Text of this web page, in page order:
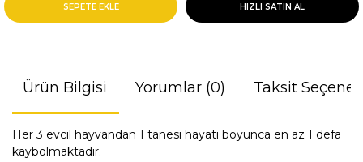
SEPETE EKLE HIZLI SATIN AL
Ürün Bilgisi Yorumlar (0) Taksit
Her 3 evcil hayvandan 1 tanesi hayatı boyunca en az 1 defa
kaybolmaktadır.